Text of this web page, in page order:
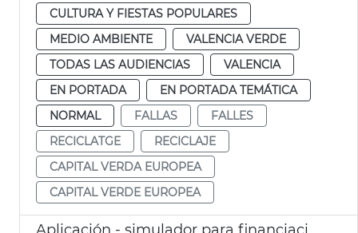
CULTURA Y FIESTAS POPULARES
MEDIO AMBIENTE
VALENCIA VERDE
TODAS LAS AUDIENCIAS
VALENCIA
EN PORTADA
EN PORTADA TEMÁTICA
NORMAL
FALLAS
FALLES
RECICLATGE
RECICLAJE
CAPITAL VERDA EUROPEA
CAPITAL VERDE EUROPEA
Aplicación - simulador para financiación proyectos sostenibles